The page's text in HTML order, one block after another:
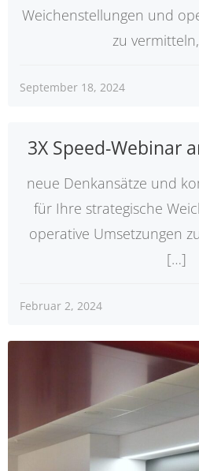
Weichenstellungen und
zu
September 18, 2024
3X Speed-Webinar
neue Denkansätze und
für Ihre strategische
operative Umsetzungen
[…]
Februar 2, 2024